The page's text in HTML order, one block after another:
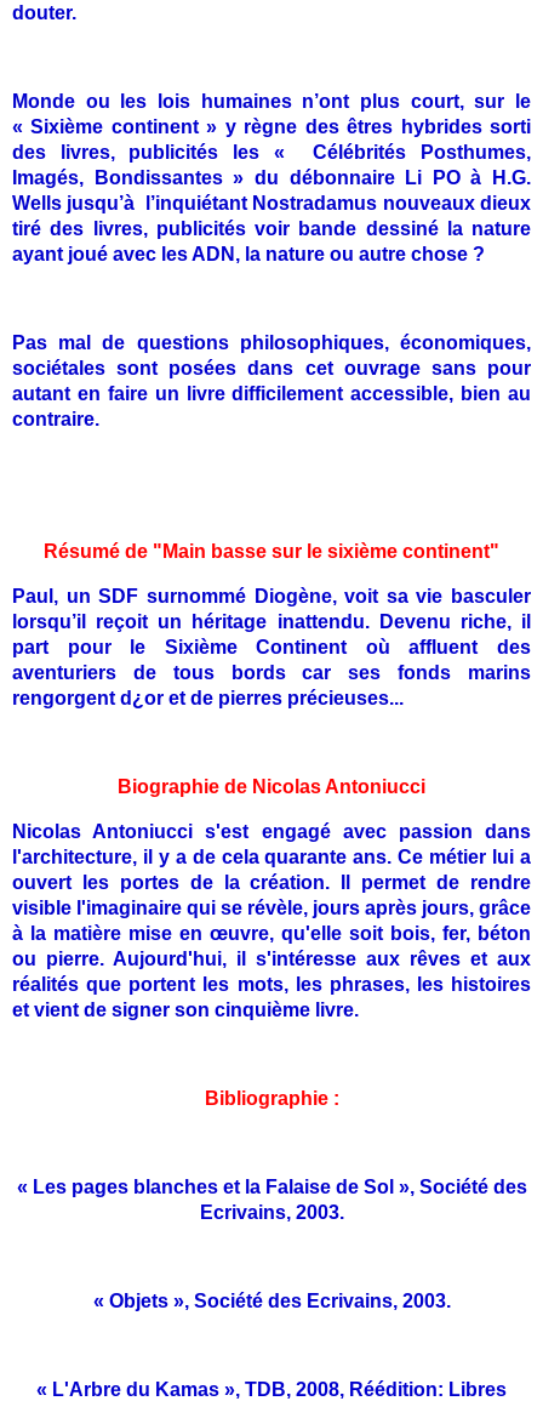
douter.
Monde ou les lois humaines n’ont plus court, sur le
« Sixième continent » y règne des êtres hybrides sorti
des livres, publicités les « Célébrités Posthumes,
Imagés, Bondissantes » du débonnaire Li PO à H.G.
Wells jusqu’à l’inquiétant Nostradamus nouveaux dieux
tiré des livres, publicités voir bande dessiné la nature
ayant joué avec les ADN, la nature ou autre chose ?
Pas mal de questions philosophiques, économiques,
sociétales sont posées dans cet ouvrage sans pour
autant en faire un livre difficilement accessible, bien au
contraire.
Résumé de "Main basse sur le sixième continent"
Paul, un SDF surnommé Diogène, voit sa vie basculer
lorsqu’il reçoit un héritage inattendu. Devenu riche, il
part pour le Sixième Continent où affluent des
aventuriers de tous bords car ses fonds marins
rengorgent d¿or et de pierres précieuses...
Biographie de Nicolas Antoniucci
Nicolas Antoniucci s'est engagé avec passion dans
l'architecture, il y a de cela quarante ans. Ce métier lui a
ouvert les portes de la création. Il permet de rendre
visible l'imaginaire qui se révèle, jours après jours, grâce
à la matière mise en œuvre, qu'elle soit bois, fer, béton
ou pierre. Aujourd'hui, il s'intéresse aux rêves et aux
réalités que portent les mots, les phrases, les histoires
et vient de signer son cinquième livre.
Bibliographie :
« Les pages blanches et la Falaise de Sol », Société des
Ecrivains, 2003.
« Objets », Société des Ecrivains, 2003.
« L'Arbre du Kamas », TDB, 2008, Réédition: Libres